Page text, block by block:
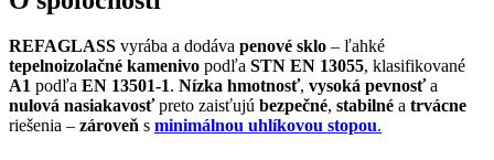
REFAGLASS vyrába a dodáva penové sklo – ľahké
tepelnoizolačné kamenivo podľa STN EN 13055, klasifikované
A1 podľa EN 13501-1. Nízka hmotnosť, vysoká pevnosťa
nulová nasiakavosťpreto zaisťujú bezpečné, stabilné a trvácne
riešenia – zároveň s minimálnou uhlíkovou stopou.